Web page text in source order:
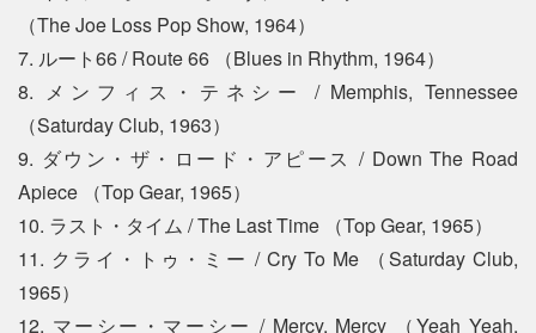
（The Joe Loss Pop Show, 1964）
7. ルート66 / Route 66 （Blues in Rhythm, 1964）
8. メンフィス・テネシー / Memphis, Tennessee
（Saturday Club, 1963）
9. ダウン・ザ・ロード・アピース / Down The Road
Apiece （Top Gear, 1965）
10. ラスト・タイム / The Last Time （Top Gear, 1965）
11. クライ・トゥ・ミー / Cry To Me （Saturday Club,
1965）
12. マーシー・マーシー / Mercy, Mercy （Yeah Yeah,